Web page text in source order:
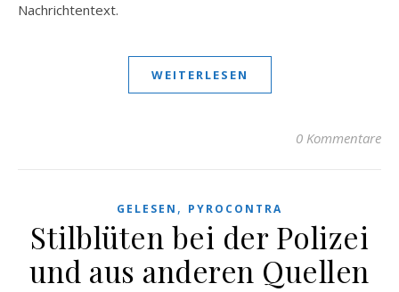
Nachrichtentext.
WEITERLESEN
0 Kommentare
GELESEN , PYROCONTRA
Stilblüten bei der Polizei
und aus anderen Quellen